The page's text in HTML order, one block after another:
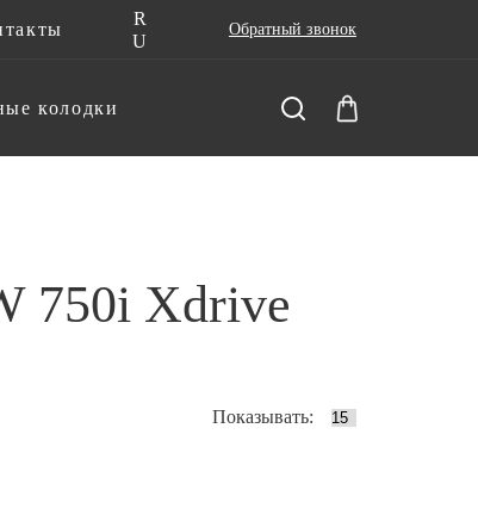
R
U
Обратный звонок
колодки
750i Xdrive
Показывать: